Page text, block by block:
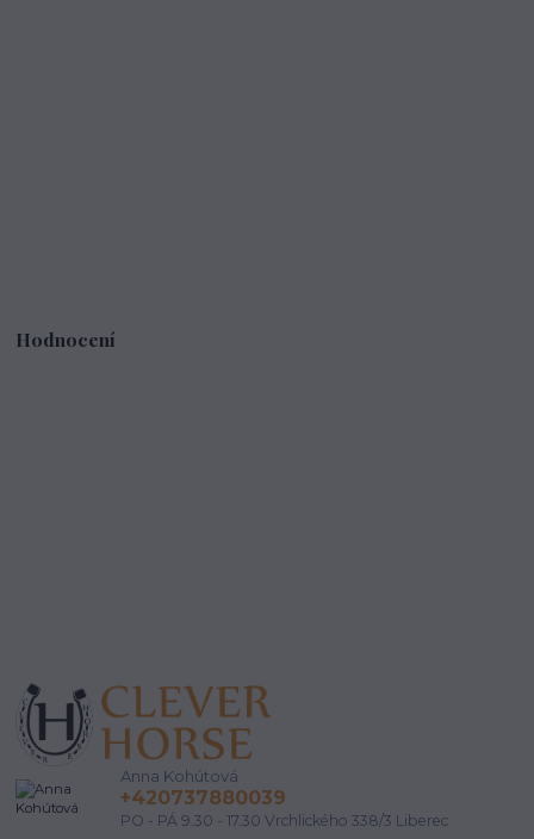
Hodnocení
Anna Kohútová
+420737880039
PO - PÁ 9.30 - 17.30 Vrchlického 338/3 Liberec